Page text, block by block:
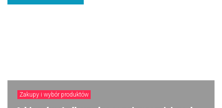
Zakupy i wybór produktów